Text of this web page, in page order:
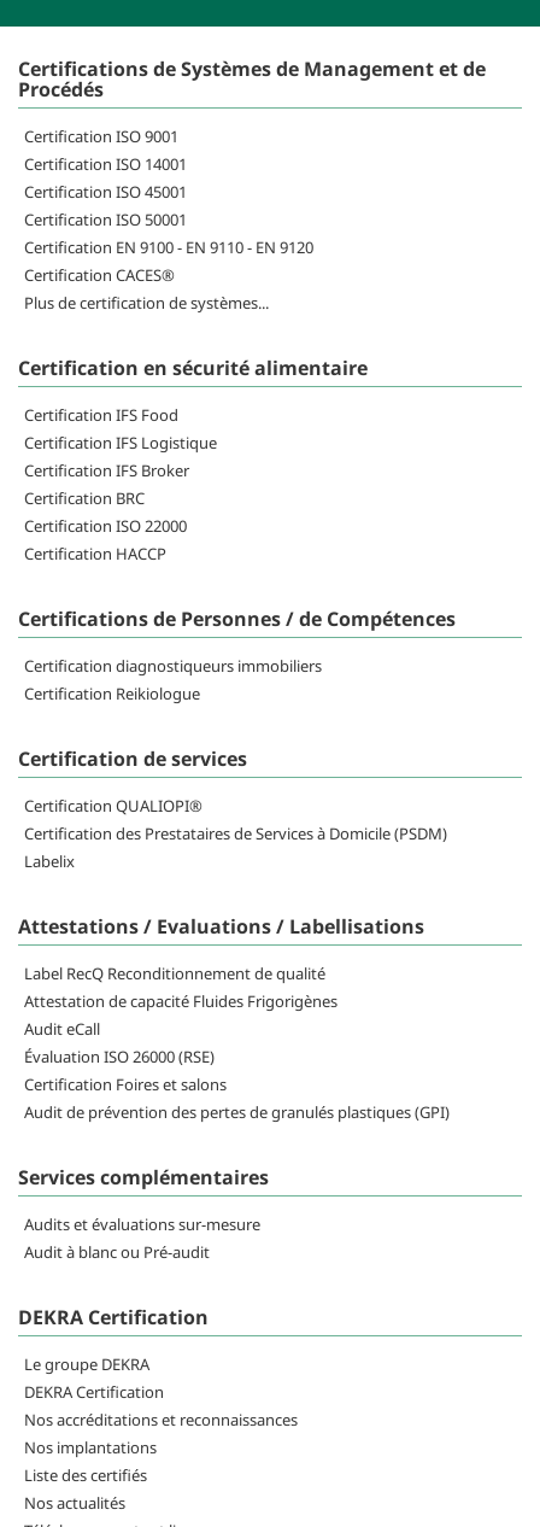
Certifications de Systèmes de Management et de
Procédés
Certification ISO 9001
Certification ISO 14001
Certification ISO 45001
Certification ISO 50001
Certification EN 9100 - EN 9110 - EN 9120
Certification CACES®
Plus de certification de systèmes...
Certification en sécurité alimentaire
Certification IFS Food
Certification IFS Logistique
Certification IFS Broker
Certification BRC
Certification ISO 22000
Certification HACCP
Certifications de Personnes / de Compétences
Certification diagnostiqueurs immobiliers
Certification Reikiologue
Certification de services
Certification QUALIOPI®
Certification des Prestataires de Services à Domicile (PSDM)
Labelix
Attestations / Evaluations / Labellisations
Label RecQ Reconditionnement de qualité
Attestation de capacité Fluides Frigorigènes
Audit eCall
Évaluation ISO 26000 (RSE)
Certification Foires et salons
Audit de prévention des pertes de granulés plastiques (GPI)
Services complémentaires
Audits et évaluations sur-mesure
Audit à blanc ou Pré-audit
DEKRA Certification
Le groupe DEKRA
DEKRA Certification
Nos accréditations et reconnaissances
Nos implantations
Liste des certifiés
Nos actualités